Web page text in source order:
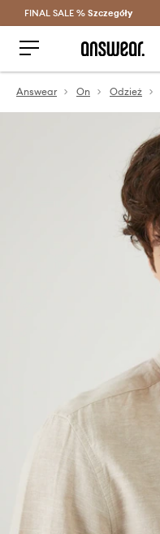
FINAL SALE % Szczegóły
Answear On Odzież